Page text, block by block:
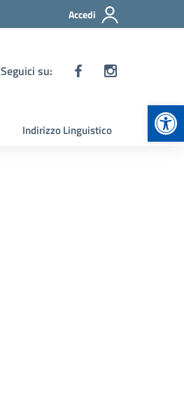
Accedi
Seguici su:
Indirizzo Linguistico